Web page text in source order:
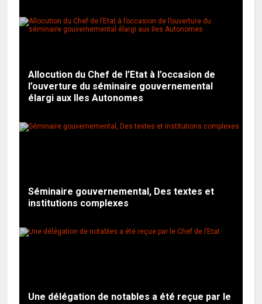
Allocution du Chef de l’Etat à l’occasion de
l’ouverture du séminaire gouvernemental
élargi aux Iles Autonomes
Séminaire gouvernemental, Des textes et
institutions complexes
Une délégation de notables a été reçue par le